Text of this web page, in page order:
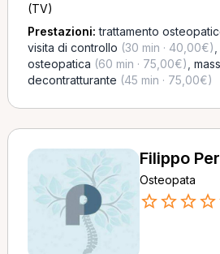
(TV)
Prestazioni:trattamento
visita di controllo (30 min · 40,00€)
osteopatica (60 min · 75,00€)
decontratturante (45 min · 75,00€)
Filippo
Osteopata